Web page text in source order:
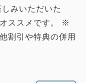
今すぐ予約
みいただいた
ススメです。 ※
割引や特典の併用